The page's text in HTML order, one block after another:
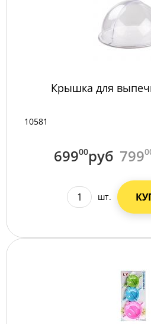
Крышка для
10581
69900руб 799
шт.